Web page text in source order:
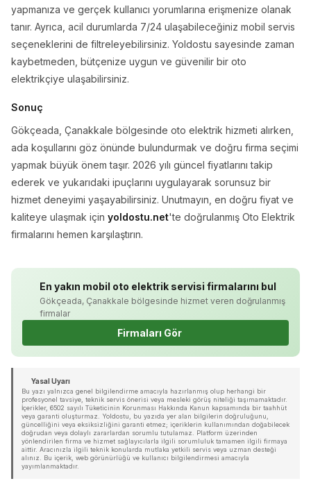
yapmanıza ve gerçek kullanıcı yorumlarına erişmenize olanak
tanır. Ayrıca, acil durumlarda 7/24 ulaşabileceğiniz mobil servis
seçeneklerini de filtreleyebilirsiniz. Yoldostu sayesinde zaman
kaybetmeden, bütçenize uygun ve güvenilir bir oto
elektrikçiye ulaşabilirsiniz.
Sonuç
Gökçeada, Çanakkale bölgesinde oto elektrik hizmeti alırken,
ada koşullarını göz önünde bulundurmak ve doğru firma seçimi
yapmak büyük önem taşır. 2026 yılı güncel fiyatlarını takip
ederek ve yukarıdaki ipuçlarını uygulayarak sorunsuz bir
hizmet deneyimi yaşayabilirsiniz. Unutmayın, en doğru fiyat ve
kaliteye ulaşmak için yoldostu.net'te doğrulanmış Oto Elektrik
firmalarını hemen karşılaştırın.
En yakın mobil oto elektrik servisi firmalarını bul
Gökçeada, Çanakkale bölgesinde hizmet veren doğrulanmış
firmalar
Firmaları Gör
Yasal Uyarı
Bu yazı yalnızca genel bilgilendirme amacıyla hazırlanmış olup herhangi bir
profesyonel tavsiye, teknik servis önerisi veya mesleki görüş niteliği taşımamaktadır.
İçerikler, 6502 sayılı Tüketicinin Korunması Hakkında Kanun kapsamında bir taahhüt
veya garanti oluşturmaz. Yoldostu, bu yazıda yer alan bilgilerin doğruluğunu,
güncelliğini veya eksiksizliğini garanti etmez; içeriklerin kullanımından doğabilecek
doğrudan veya dolaylı zararlardan sorumlu tutulamaz. Platform üzerinden
yönlendirilen firma ve hizmet sağlayıcılarla ilgili sorumluluk tamamen ilgili firmaya
aittir. Aracınızla ilgili teknik konularda mutlaka yetkili servis veya uzman desteği
alınız. Bu içerik, web görünürlüğü ve kullanıcı bilgilendirmesi amacıyla
yayımlanmaktadır.